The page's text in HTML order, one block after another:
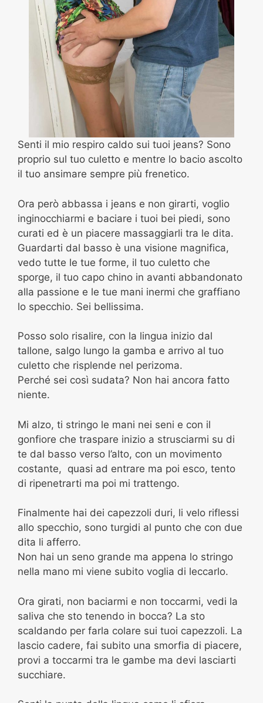
Senti il mio respiro caldo sui tuoi jeans? Sono
proprio sul tuo culetto e mentre lo bacio ascolto
il tuo ansimare sempre più frenetico.
Ora però abbassa i jeans e non girarti, voglio
inginocchiarmi e baciare i tuoi bei piedi, sono
curati ed è un piacere massaggiarli tra le dita.
Guardarti dal basso è una visione magnifica,
vedo tutte le tue forme, il tuo culetto che
sporge, il tuo capo chino in avanti abbandonato
alla passione e le tue mani inermi che graffiano
lo specchio. Sei bellissima.
Posso solo risalire, con la lingua inizio dal
tallone, salgo lungo la gamba e arrivo al tuo
culetto che risplende nel perizoma.
Perché sei così sudata? Non hai ancora fatto
niente.
Mi alzo, ti stringo le mani nei seni e con il
gonfiore che traspare inizio a strusciarmi su di
te dal basso verso l’alto, con un movimento
costante, quasi ad entrare ma poi esco, tento
di ripenetrarti ma poi mi trattengo.
Finalmente hai dei capezzoli duri, li velo riflessi
allo specchio, sono turgidi al punto che con due
dita li afferro.
Non hai un seno grande ma appena lo stringo
nella mano mi viene subito voglia di leccarlo.
Ora girati, non baciarmi e non toccarmi, vedi la
saliva che sto tenendo in bocca? La sto
scaldando per farla colare sui tuoi capezzoli. La
lascio cadere, fai subito una smorfia di piacere,
provi a toccarmi tra le gambe ma devi lasciarti
succhiare.